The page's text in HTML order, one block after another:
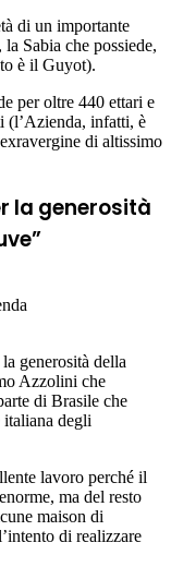
di un importante
Sabia che possiede,
è il Guyot).
per oltre 440 ettari e
(l’Azienda, infatti, è
di altissimo
la generosità
generosità della
Azzolini che
di Brasile che
degli
lavoro perché il
ma del resto
maison di
di realizzare